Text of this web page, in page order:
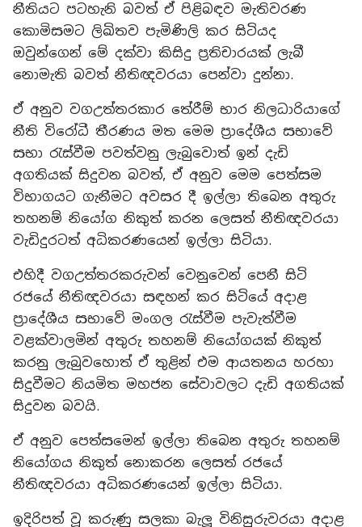
නීතියට පටහැනි බවත් ඒ පිළිබඳව මැතිවරණ
කොමිසමට ලිඛිතව පැමිණිලි කර සිටියද
ඔවුන්ගෙන් මේ දක්වා කිසිදු ප්‍රතිචාරයක් ලැබී
නොමැති බවත් නීතිඥවරයා පෙන්වා දුන්නා.
ඒ අනුව වගඋත්තරකාර තේරීම් භාර නිලධාරියාගේ
නීති විරෝධී තීරණය මත මෙම ප්‍රාදේශීය සභාවේ
සභා රැස්වීම පවත්වනු ලැබුවොත් ඉන් දැඩි
අගතියක් සිදුවන බවත්, ඒ අනුව මෙම පෙත්සම
විභාගයට ගැනීමට අවසර දී ඉල්ලා තිබෙන අතුරු
තහනම් නියෝග නිකුත් කරන ලෙසත් නීතිඥවරයා
වැඩිදුරටත් අධිකරණයෙන් ඉල්ලා සිටියා.
එහිදී වගඋත්තරකරුවන් වෙනුවෙන් පෙනී සිටි
රජයේ නීතිඥවරයා සඳහන් කර සිටියේ අදාළ
ප්‍රාදේශීය සභාවේ මංගල රැස්වීම පැවැත්වීම
වළක්වාලමින් අතුරු තහනම් නියෝගයක් නිකුත්
කරනු ලැබුවහොත් ඒ තුළින් එම ආයතනය හරහා
සිදුවීමට නියමිත මහජන සේවාවලට දැඩි අගතියක්
සිදුවන බවයි.
ඒ අනුව පෙත්සමෙන් ඉල්ලා තිබෙන අතුරු තහනම්
නියෝගය නිකුත් නොකරන ලෙසත් රජයේ
නීතිඥවරයා අධිකරණයෙන් ඉල්ලා සිටියා.
ඉදිරිපත් වූ කරුණු සලකා බැලූ විනිසුරුවරයා අදාළ